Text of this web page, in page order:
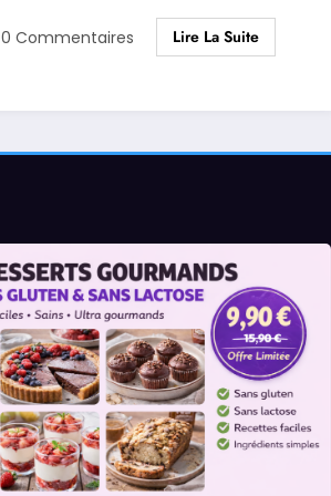
0 Commentaires Lire La Suite